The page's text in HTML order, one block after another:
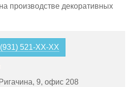
производстве декоративных
521-XX-XX
9, офис 208